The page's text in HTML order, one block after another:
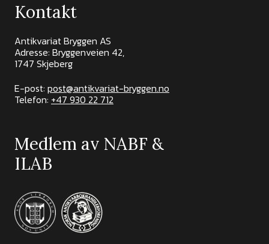
Kontakt
Antikvariat Bryggen AS
Adresse: Bryggenveien 42,
1747 Skjeberg
E-post: post@antikvariat-bryggen.no
Telefon: +47 930 22 712
Medlem av NABF &
ILAB